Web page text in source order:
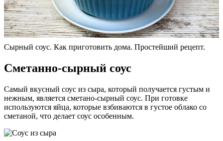
Сырный соус. Как приготовить дома. Простейший рецепт.
Сметанно-сырный соус
Самый вкусный соус из сыра, который получается густым и
нежным, является сметано-сырный соус. При готовке
используются яйца, которые взбиваются в густое облако со
сметаной, что делает соус особенным.